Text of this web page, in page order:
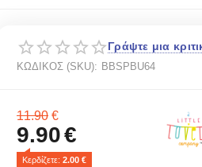
Γράψτε μια
ΚΩΔΙΚΟΣ (SKU): BBSPBU64
11.90 €
9.90€
Κερδίζετε: 2.00 €